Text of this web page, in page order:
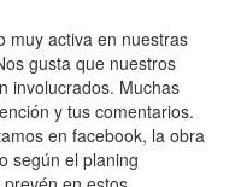
muy activa en nuestras
gusta que nuestros
involucrados. Muchas
y tus comentarios.
en facebook, la obra
según el planing